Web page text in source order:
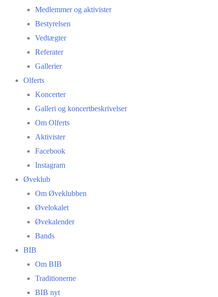
Medlemmer og aktivister
Bestyrelsen
Vedtægter
Referater
Gallerier
Olferts
Koncerter
Galleri og koncertbeskrivelser
Om Olferts
Aktivister
Facebook
Instagram
Øveklub
Om Øveklubben
Øvelokalet
Øvekalender
Bands
BIB
Om BIB
Traditionerne
BIB nyt